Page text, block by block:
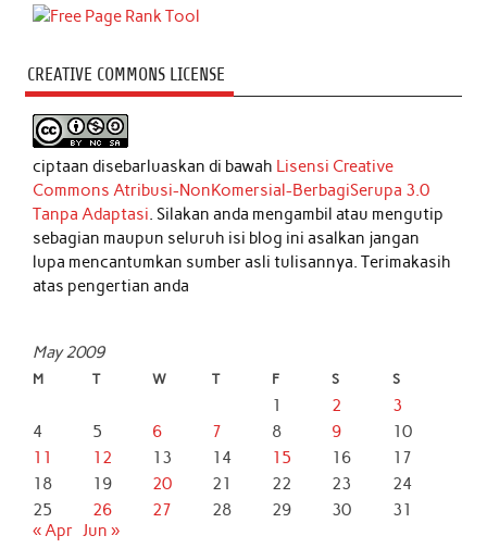
CREATIVE COMMONS LICENSE
ciptaan disebarluaskan di bawah Lisensi Creative
Commons Atribusi-NonKomersial-BerbagiSerupa 3.0
Tanpa Adaptasi . Silakan anda mengambil atau mengutip
sebagian maupun seluruh isi blog ini asalkan jangan
lupa mencantumkan sumber asli tulisannya. Terimakasih
atas pengertian anda
May 2009
M T W T F S S
1 2
3
4
5 6 7 8 9
10
11
12 13 14 15 16
17
18
19 20 21 22 23
24
25
26 27 28 29 30
31
« Apr Jun »